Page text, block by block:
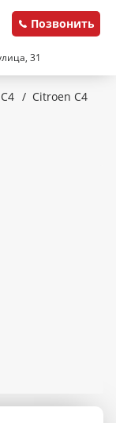
31
Позвонить
C4 / Citroen C4